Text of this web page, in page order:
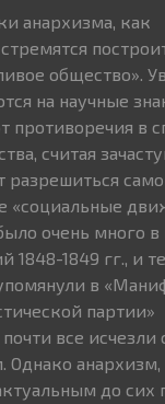
анархизма, как
общество».
на научные
противоречия в
считая
разрешиться само
«социальные
очень много в
1848-1849 гг., и
в
партии»
все исчезли
Однако анархизм,
до сих